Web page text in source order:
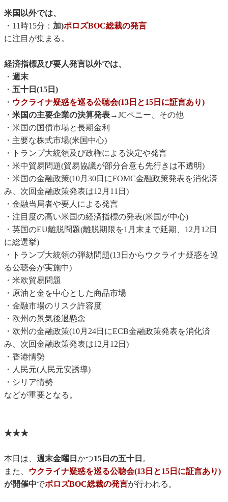
米国以外では、
・11時15分： 加)ポロズBOC総裁の発言
に注目が集まる。
経済指標及び要人発言以外では、
・ 週末
・ 五十日(15日)
・ ウクライナ疑惑を巡る公聴会(13日と15日に証言あり)
・ 米国の主要企業の決算発表→JCペニー、その他
・米国の国債市場と長期金利
・主要な株式市場(米国中心)
・トランプ大統領及び政権による決定や発言
・米中貿易問題(貿易協議が部分合意も先行きは不透明)
・米国の金融政策(10月30日にFOMC金融政策発表を消化済
み、次回金融政策発表は12月11日)
・金融当局者や要人による発言
・注目度の高い米国の経済指標の発表(米国が中心)
・英国のEU離脱問題(離脱期限を1月末まで延期、12月12日
に総選挙)
・トランプ大統領の弾劾問題(13日からウクライナ疑惑を巡
る公聴会が実施中)
・米欧貿易問題
・原油と金を中心とした商品市場
・金融市場のリスク許容度
・欧州の景気後退懸念
・欧州の金融政策(10月24日にECB金融政策発表を消化済
み、次回金融政策発表は12月12日)
・香港情勢
・人民元(人民元安誘導)
・シリア情勢
などが重要となる。
★★★
本日は、 週末金曜日 かつ15日の五十日 。
また、
ウクライナ疑惑を巡る公聴会(13日と15日に証言あり)
が開催中でポロズBOC総裁の発言が行われる。